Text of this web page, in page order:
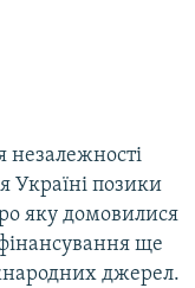
незалежності
Україні позики
яку домовилися
ще
джерел.